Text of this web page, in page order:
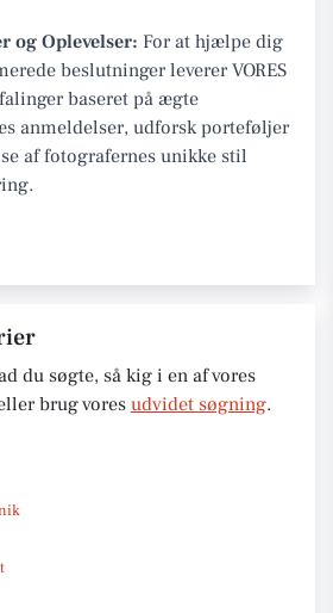
og Oplevelser: For at hjælpe dig
beslutninger leverer VORES
baseret på ægte
anmeldelser, udforsk porteføljer
af fotografernes unikke stil
du søgte, så kig i en af vores
brug vores udvidet søgning.